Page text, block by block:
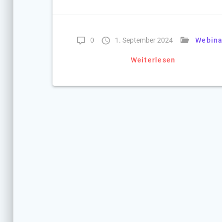
0 1. September 2024
Weiterlesen